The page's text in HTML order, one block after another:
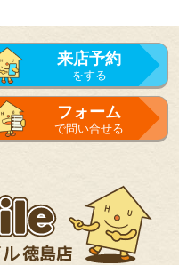
来店予約
をする
フォーム
で問い合せる